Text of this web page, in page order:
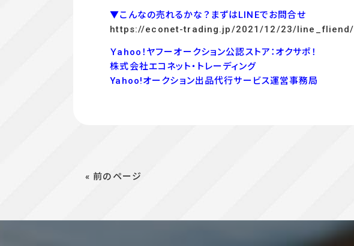
▼こんなの売れるかな？まずはLINEでお問合せ
https://econet-trading.jp/2021/12/23/line_fliend/
Ｙahoo！ヤフーオークション公認ストア：オクサポ！
株式会社エコネット・トレーディング
Yahoo!オークション出品代行サービス運営事務局
« 前のページ